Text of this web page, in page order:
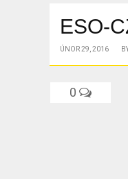
ESO-
ÚNOR 29, 2016
0